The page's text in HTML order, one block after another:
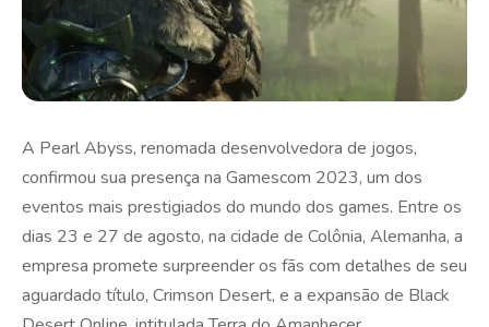
A Pearl Abyss, renomada desenvolvedora de jogos,
confirmou sua presença na Gamescom 2023, um dos
eventos mais prestigiados do mundo dos games. Entre os
dias 23 e 27 de agosto, na cidade de Colônia, Alemanha, a
empresa promete surpreender os fãs com detalhes de seu
aguardado título, Crimson Desert, e a expansão de Black